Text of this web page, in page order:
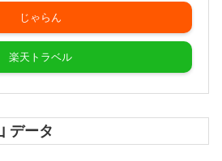
じゃらん
楽天トラベル
データ